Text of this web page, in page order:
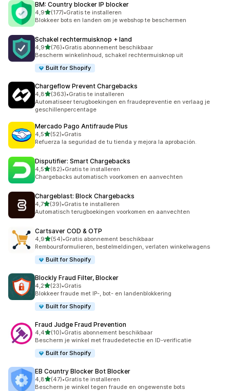
BM: Country blocker IP blocker
4,9van 5 sterren
(177)
177 recensies in totaal
•Gratis te installeren
Blokkeer bots en landen om je webshop te beschermen
Schakel rechtermuisknop + land
4,9van 5 sterren
(76)
76 recensies in totaal
•Gratis abonnement beschikbaar
Bescherm winkelinhoud, schakel rechtermuisknop uit
Built for Shopify
Chargeflow Prevent Chargebacks
4,8van 5 sterren
(363)
363 recensies in totaal
•Gratis te installeren
Automatiseer terugboekingen en fraudepreventie en verlaag je
geschillenpercentage
Mercado Pago Antifraude Plus
4,5van 5 sterren
(52)
52 recensies in totaal
•Gratis
Refuerza la seguridad de tu tienda y mejora la aprobación.
Disputifier: Smart Chargebacks
4,5van 5 sterren
(82)
82 recensies in totaal
•Gratis te installeren
Chargebacks automatisch voorkomen en aanvechten
Chargeblast: Block Chargebacks
4,7van 5 sterren
(39)
39 recensies in totaal
•Gratis te installeren
Automatisch terugboekingen voorkomen en aanvechten
Cartsaver COD & OTP
4,9van 5 sterren
(54)
54 recensies in totaal
•Gratis abonnement beschikbaar
Remboursformulieren, bestelmeldingen, verlaten winkelwagens
Built for Shopify
Blockly Fraud Filter, Blocker
4,2van 5 sterren
(23)
23 recensies in totaal
•Gratis
Blokkeer fraude met IP-, bot- en landenblokkering
Built for Shopify
Fraud Judge Fraud Prevention
4,4van 5 sterren
(10)
10 recensies in totaal
•Gratis abonnement beschikbaar
Bescherm je winkel met fraudedetectie en ID-verificatie
Built for Shopify
EB Country Blocker Bot Blocker
4,8van 5 sterren
(47)
47 recensies in totaal
•Gratis te installeren
Bescherm je winkel tegen fraude en ongewenste bots